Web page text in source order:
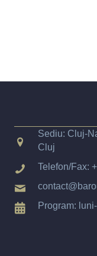
Sediu: Cluj-
Cluj
Telefon/Fax:
Program: